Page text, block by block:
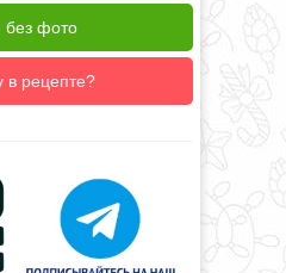
без фото
рецепте?